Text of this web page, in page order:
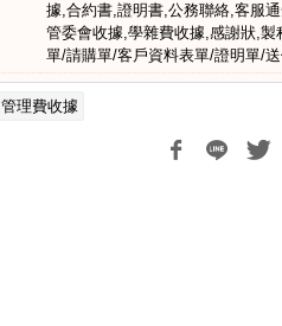
據,合約書,證明書,公務聯絡,客服
管委會收據,學雜費收據,感謝狀,
單/請購單/客戶資料表單/證明單/
管理費收據